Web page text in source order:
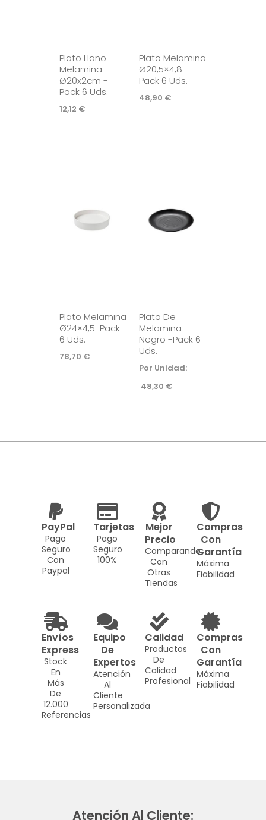
Plato Llano
Melamina
Ø20x2cm -
Pack 6 Uds.
12,12 €
Plato Melamina
Ø20,5×4,8 -
Pack 6 Uds.
48,90 €
Plato Melamina
Ø24×4,5-Pack
6 Uds.
78,70 €
Plato De
Melamina
Negro -Pack 6
Uds.
Por Unidad:
48,30 €
PayPal
Pago
Seguro
Con
Paypal
Tarjetas
Pago
Seguro
100%
Mejor
Precio
Comparando
Con
Otras
Tiendas
Compras
Con
Garantía
Máxima
Fiabilidad
Envíos
Express
Stock
En
Más
De
12.000
Referencias
Equipo
De
Expertos
Atención
Al
Cliente
Personalizada
Calidad
Productos
De
Calidad
Profesional
Compras
Con
Garantía
Máxima
Fiabilidad
Atención Al Cliente: